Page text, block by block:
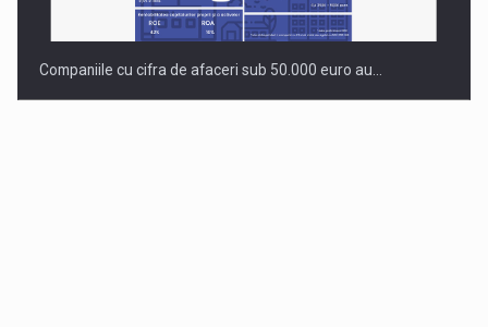
Companiile cu cifra de afaceri sub 50.000 euro au…